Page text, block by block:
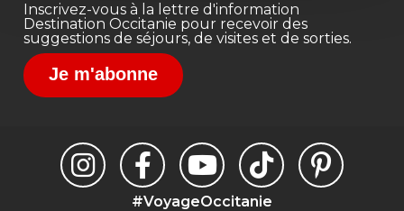
Inscrivez-vous à la lettre d'information
Destination Occitanie pour recevoir des
suggestions de séjours, de visites et de sorties.
Je m'abonne
#VoyageOccitanie